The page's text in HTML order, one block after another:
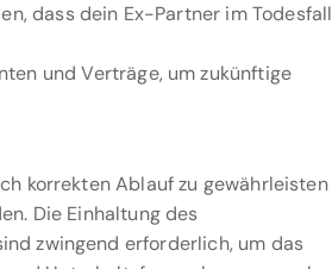
dass dein Ex-Partner im Todesfall
und Verträge, um zukünftige
korrekten Ablauf zu gewährleisten
Die Einhaltung des
zwingend erforderlich, um das